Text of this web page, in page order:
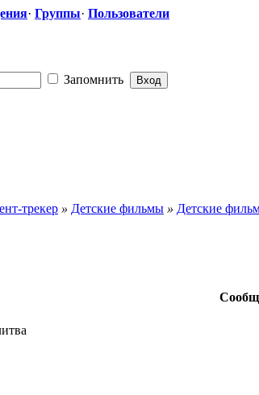
· Группы· Пользователи
Запомнить
трекер » Детские фильмы » Детские